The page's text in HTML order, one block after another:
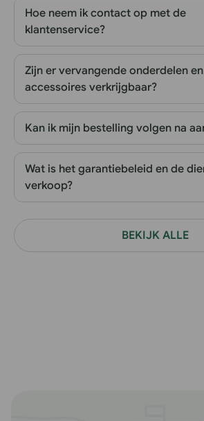
Hoe neem ik contact op met de
klantenservice?
Zijn er vervangende onderdelen en
accessoires verkrijgbaar?
Kan ik mijn bestelling volgen na
Wat is het garantiebeleid en de
verkoop?
BEKIJK ALLE